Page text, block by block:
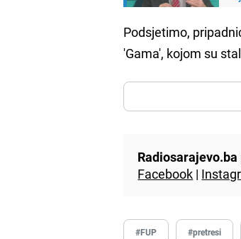
Podsjetimo,
'Gama', kojom su
Radiosarajevo.ba
Facebook |
#FUP #pretresi